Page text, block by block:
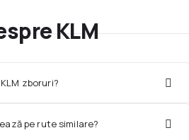
KLM
zboruri?
pe rute similare?